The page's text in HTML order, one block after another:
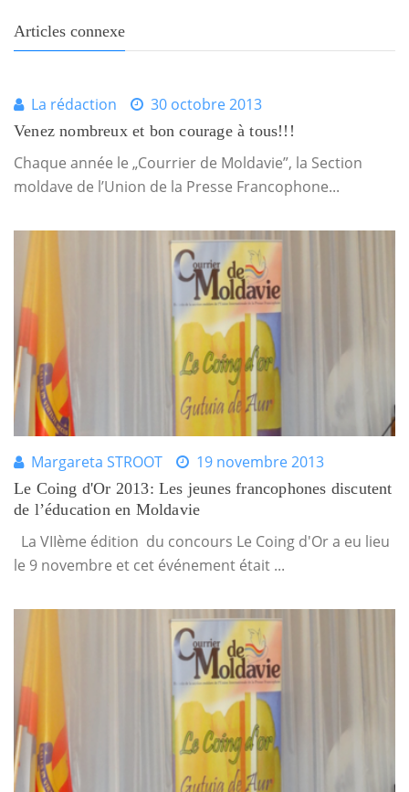
Articles connexe
La rédaction 30 octobre 2013
Venez nombreux et bon courage à tous!!!
Chaque année le „Courrier de Moldavie”, la Section
moldave de l’Union de la Presse Francophone...
Margareta STROOT 19 novembre 2013
Le Coing d'Or 2013: Les jeunes francophones discutent
de l’éducation en Moldavie
La VIIème édition du concours Le Coing d'Or a eu lieu
le 9 novembre et cet événement était ...